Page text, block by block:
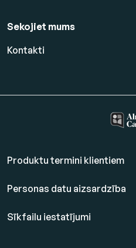
Sekojiet mums
Kontakti
Produktu termini klientiem
Personas datu aizsardzība
Sīkfailu iestatījumi